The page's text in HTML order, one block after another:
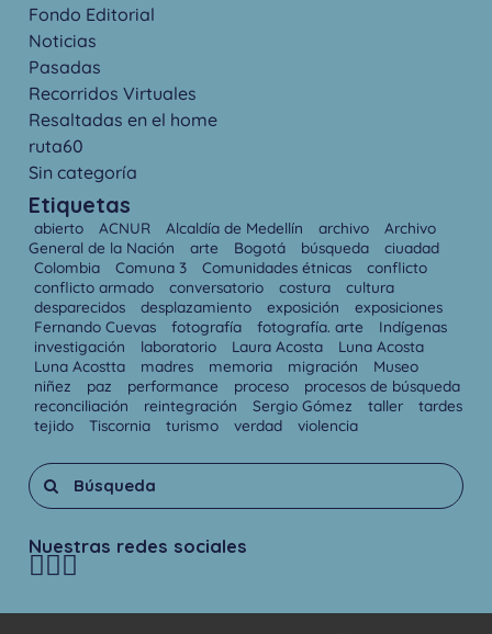
Fondo Editorial
Noticias
Pasadas
Recorridos Virtuales
Resaltadas en el home
ruta60
Sin categoría
Etiquetas
abierto ACNUR Alcaldía de Medellín archivo
Archivo
General de la Nación
arte Bogotá búsqueda
ciuadad
Colombia
Comuna 3 Comunidades étnicas
conflicto
conflicto armado
conversatorio costura
cultura
desparecidos
desplazamiento exposición
exposiciones
Fernando Cuevas
fotografía fotografía. arte
Indígenas
investigación
laboratorio Laura Acosta
Luna Acosta
Luna Acostta
madres memoria migración
Museo
niñez
paz performance proceso
procesos de búsqueda
reconciliación
reintegración Sergio Gómez taller
tardes
tejido
Tiscornia turismo verdad violencia
Nuestras redes sociales